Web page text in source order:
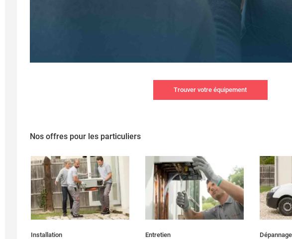
Trouver votre équipement
Nos offres pour les particuliers
Installation
Entretien
Dépannage